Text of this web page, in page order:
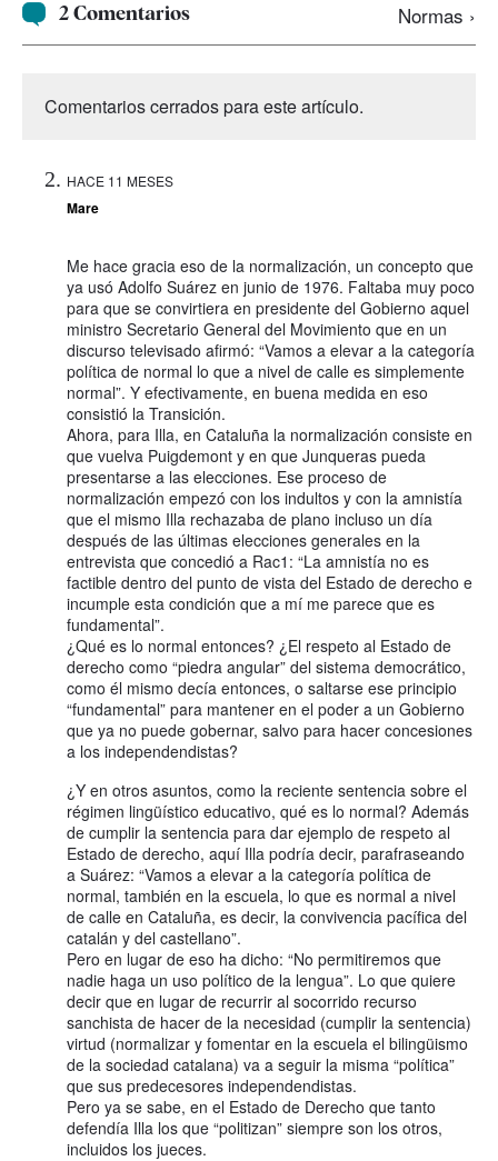
2 Comentarios Normas ›
Comentarios cerrados para este artículo.
HACE 11 MESES
Mare
Me hace gracia eso de la normalización, un concepto que
ya usó Adolfo Suárez en junio de 1976. Faltaba muy poco
para que se convirtiera en presidente del Gobierno aquel
ministro Secretario General del Movimiento que en un
discurso televisado afirmó: “Vamos a elevar a la categoría
política de normal lo que a nivel de calle es simplemente
normal”. Y efectivamente, en buena medida en eso
consistió la Transición.
Ahora, para Illa, en Cataluña la normalización consiste en
que vuelva Puigdemont y en que Junqueras pueda
presentarse a las elecciones. Ese proceso de
normalización empezó con los indultos y con la amnistía
que el mismo Illa rechazaba de plano incluso un día
después de las últimas elecciones generales en la
entrevista que concedió a Rac1: “La amnistía no es
factible dentro del punto de vista del Estado de derecho e
incumple esta condición que a mí me parece que es
fundamental”.
¿Qué es lo normal entonces? ¿El respeto al Estado de
derecho como “piedra angular” del sistema democrático,
como él mismo decía entonces, o saltarse ese principio
“fundamental” para mantener en el poder a un Gobierno
que ya no puede gobernar, salvo para hacer concesiones
a los independendistas?
¿Y en otros asuntos, como la reciente sentencia sobre el
régimen lingüístico educativo, qué es lo normal? Además
de cumplir la sentencia para dar ejemplo de respeto al
Estado de derecho, aquí Illa podría decir, parafraseando
a Suárez: “Vamos a elevar a la categoría política de
normal, también en la escuela, lo que es normal a nivel
de calle en Cataluña, es decir, la convivencia pacífica del
catalán y del castellano”.
Pero en lugar de eso ha dicho: “No permitiremos que
nadie haga un uso político de la lengua”. Lo que quiere
decir que en lugar de recurrir al socorrido recurso
sanchista de hacer de la necesidad (cumplir la sentencia)
virtud (normalizar y fomentar en la escuela el bilingüismo
de la sociedad catalana) va a seguir la misma “política”
que sus predecesores independendistas.
Pero ya se sabe, en el Estado de Derecho que tanto
defendía Illa los que “politizan” siempre son los otros,
incluidos los jueces.